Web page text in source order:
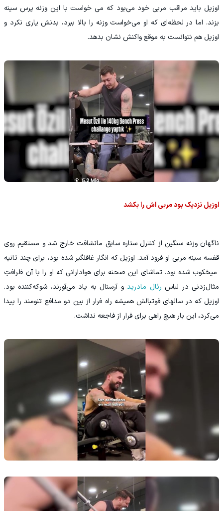
اوزیل باید مراقب مربی خود می‌بود که می خواست با این وزنه پرس سینه
بزند. اما در لحظه‌ای که او می‌خواست وزنه را بالا ببرد، بدنش یاری نکرد و
اوزیل هم نتوانست به موقع واکنش نشان بدهد.
اوزیل نزدیک بود مربی اش را بکشد
ناگهان وزنه سنگین از کنترل ستاره سابق مانشافت خارج شد و مستقیم روی
قفسه سینه مربی او فرود آمد. اوزیل که انگار غافلگیر شده بود، برای چند ثانیه
میخکوب شده بود. تماشای این صحنه برای هوادارانی که او را با آن ظرافتِ
مثال‌زدنی در لباس رئال مادریدو آرسنال به یاد می‌آورند، شوکه‌کننده بود.
اوزیل که در سالهای فوتبالش همیشه راه فرار از بین دو مدافع تنومند را پیدا
می‌کرد، این بار هیچ راهی برای فرار از فاجعه نداشت.